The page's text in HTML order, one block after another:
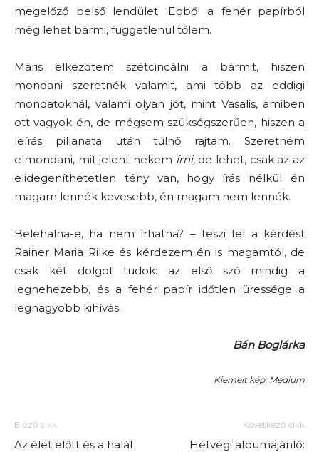
megelőző belső lendület. Ebből a fehér papírból
még lehet bármi, függetlenül tőlem.
Máris elkezdtem szétcincálni a bármit, hiszen
mondani szeretnék valamit, ami több az eddigi
mondatoknál, valami olyan jót, mint Vasalis, amiben
ott vagyok én, de mégsem szükségszerűen, hiszen a
leírás pillanata után túlnő rajtam. Szeretném
elmondani, mit jelent nekem írni,de lehet, csak az az
elidegeníthetetlen tény van, hogy írás nélkül én
magam lennék kevesebb, én magam nem lennék.
Belehalna-e, ha nem írhatna? – teszi fel a kérdést
Rainer Maria Rilke és kérdezem én is magamtól, de
csak két dolgot tudok: az első szó mindig a
legnehezebb, és a fehér papír időtlen üressége a
legnagyobb kihívás.
Bán Boglárka
Kiemelt kép: Medium
Előző cikk
Az élet előtt és a halál
Következő cikk
Hétvégi albumajánló: